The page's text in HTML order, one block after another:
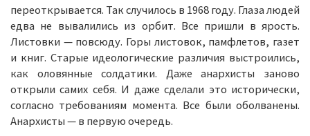
переоткрывается. Так случилось в 1968 году. Глаза людей
едва не вывалились из орбит. Все пришли в ярость.
Листовки — повсюду. Горы листовок, памфлетов, газет
и книг. Старые идеологические различия выстроились,
как оловянные солдатики. Даже анархисты заново
открыли самих себя. И даже сделали это исторически,
согласно требованиям момента. Все были оболванены.
Анархисты — в первую очередь.